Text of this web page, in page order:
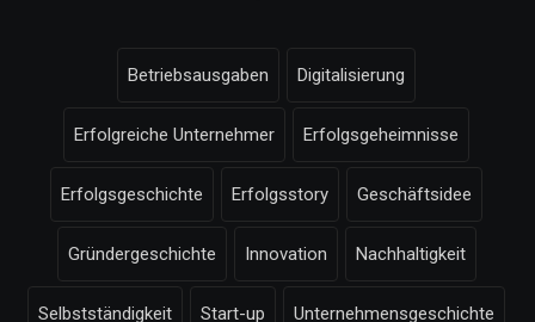
Betriebsausgaben Digitalisierung
Erfolgreiche Unternehmer Erfolgsgeheimnisse
Erfolgsgeschichte Erfolgsstory Geschäftsidee
Gründergeschichte Innovation Nachhaltigkeit
Selbstständigkeit Start-up Unternehmensgeschichte